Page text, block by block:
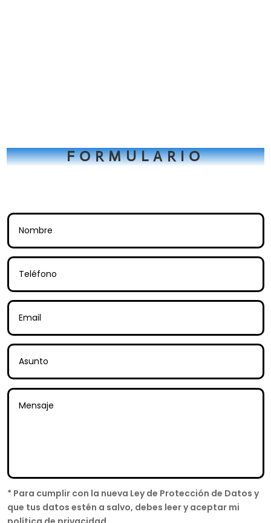
FORMULARIO
* Para cumplir con la nueva Ley de Protección de Datos y
que tus datos estén a salvo, debes leer y aceptar mi